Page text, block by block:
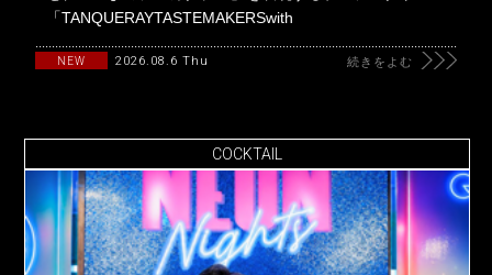
「TANQUERAYTASTEMAKERSwith
NEW 2026.08.6 Thu 続きをよむ
COCKTAIL